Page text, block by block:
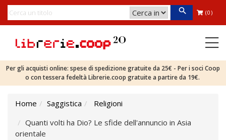
(0)
Per gli acquisti online: spese di spedizione gratuite da 25€ - Per i soci Coop
o con tessera fedeltà Librerie.coop gratuite a partire da 19€.
Home Saggistica
Religioni
Quanti volti ha Dio? Le sfide dell'annuncio in Asia
orientale